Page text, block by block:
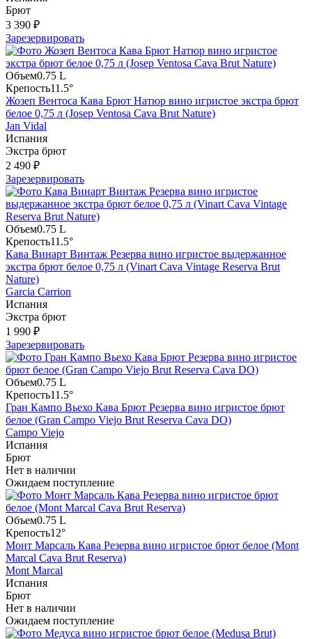
Брют
3 390 ₽
Зарезервировать
Объем0.75 L
Крепость11.5°
Жозеп Вентоса Кава Брют Натюр вино игристое экстра брют
белое 0,75 л (Josep Ventosa Cava Brut Nature)
Jan Vidal
Испания
Экстра брют
2 490 ₽
Зарезервировать
Объем0.75 L
Крепость11.5°
Кава Винарт Винтаж Резерва вино игристое выдержанное
экстра брют белое 0,75 л (Vinart Cava Vintage Reserva Brut
Nature)
Garcia Carrion
Испания
Экстра брют
1 990 ₽
Зарезервировать
Объем0.75 L
Крепость11.5°
Гран Кампо Вьехо Кава Брют Резерва вино игристое брют
белое (Gran Campo Viejo Brut Reserva Cava DO)
Campo Viejo
Испания
Брют
Нет в наличии
Ожидаем поступление
Объем0.75 L
Крепость12°
Монт Марсаль Кава Резерва вино игристое брют белое (Mont
Marcal Cava Brut Reserva)
Mont Marcal
Испания
Брют
Нет в наличии
Ожидаем поступление